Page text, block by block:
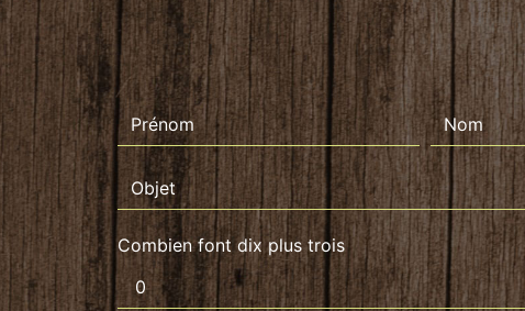
Combien font dix plus trois